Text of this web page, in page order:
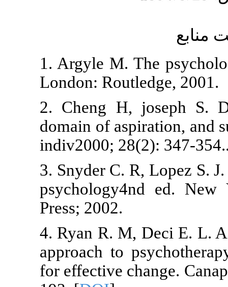
1. Argyle M.
London:
2. Cheng H,
domain of
indiv2000;
3. Snyder C.
4. Ryan R.
approach to
for effective